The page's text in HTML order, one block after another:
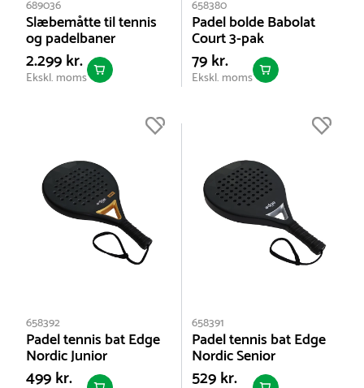
689036
Slæbemåtte til tennis
og padelbaner
2.299 kr.
Ekskl. moms
658380
Padel bolde Babolat
Court 3-pak
79 kr.
Ekskl. moms
658392
Padel tennis bat Edge
Nordic Junior
499 kr.
658391
Padel tennis bat Edge
Nordic Senior
529 kr.